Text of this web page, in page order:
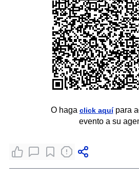
O haga click aquípara
evento a su